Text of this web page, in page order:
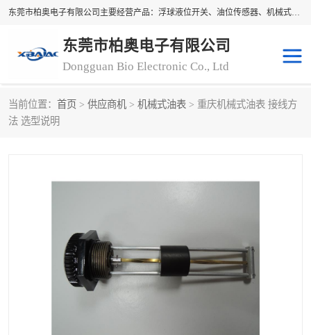
东莞市柏奥电子有限公司主要经营产品：浮球液位开关、油位传感器、机械式油表、浮球液位计、水位控制浮球阀、料位开关，水流开关、油水位控制配套仪表等。柏奥电子，您可信赖的合作伙伴
东莞市柏奥电子有限公司
Dongguan Bio Electronic Co., Ltd
当前位置： 首页 > 供应商机 > 机械式油表 > 重庆机械式油表 接线方
法 选型说明
浮球液位开关
磁翻板液位计 转速表